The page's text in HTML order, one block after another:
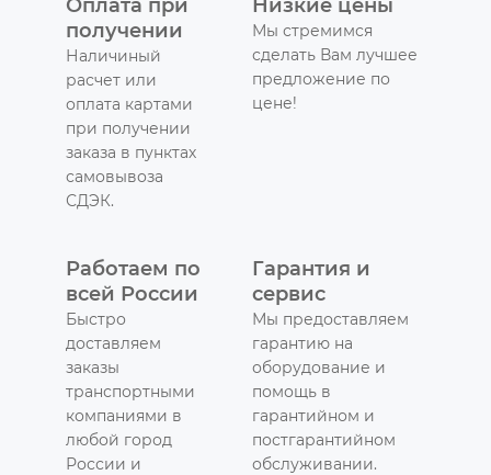
Оплата при
получении
Наличиный
расчет или
оплата картами
при получении
заказа в пунктах
самовывоза
СДЭК.
Низкие цены
Мы стремимся
сделать Вам лучшее
предложение по
цене!
Работаем по
всей России
Быстро
доставляем
заказы
транспортными
компаниями в
любой город
России и
Гарантия и
сервис
Мы предоставляем
гарантию на
оборудование и
помощь в
гарантийном и
постгарантийном
обслуживании.